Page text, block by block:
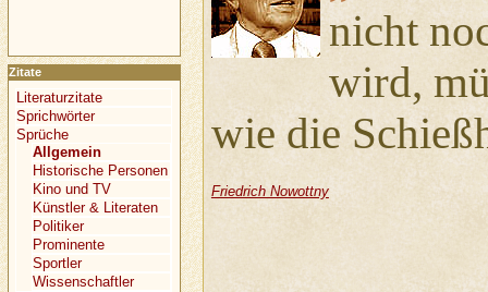
nicht
wird,
wie die
Friedrich Nowottny
Zitate
Literaturzitate
Sprichwörter
Sprüche
Allgemein
Historische Personen
Kino und TV
Künstler & Literaten
Politiker
Prominente
Sportler
Wissenschaftler